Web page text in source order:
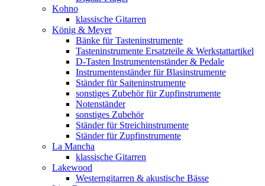
Kohno
klassische Gitarren
König & Meyer
Bänke für Tasteninstrumente
Tasteninstrumente Ersatzteile & Werkstattartikel
D-Tasten Instrumentenständer & Pedale
Instrumentenständer für Blasinstrumente
Ständer für Saiteninstrumente
sonstiges Zubehör für Zupfinstrumente
Notenständer
sonstiges Zubehör
Ständer für Streichinstrumente
Ständer für Zupfinstrumente
La Mancha
klassische Gitarren
Lakewood
Westerngitarren & akustische Bässe